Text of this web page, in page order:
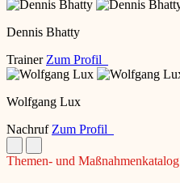
Dennis Bhatty
Trainer Zum Profil
Wolfgang Lux
Nachruf Zum Profil
Themen- und Maßnahmenkatalog